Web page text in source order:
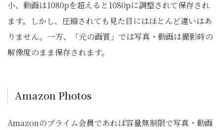
小、動画は1080pを超えると1080pに調整されて保存され
ます。しかし、圧縮されても見た目にはほとんど違いはあ
りません。一方、「元の画質」では写真・動画は撮影時の
解像度のまま保存されます。
Amazon Photos
Amazonのプライム会員であれば容量無制限で写真・動画